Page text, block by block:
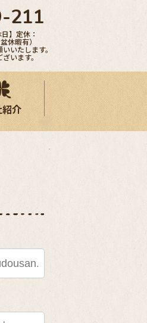
211
】定休：
休暇有）
いたします。
います。
介